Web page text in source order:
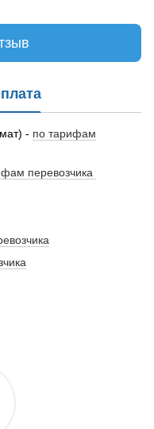
- по тарифам
перевозчика